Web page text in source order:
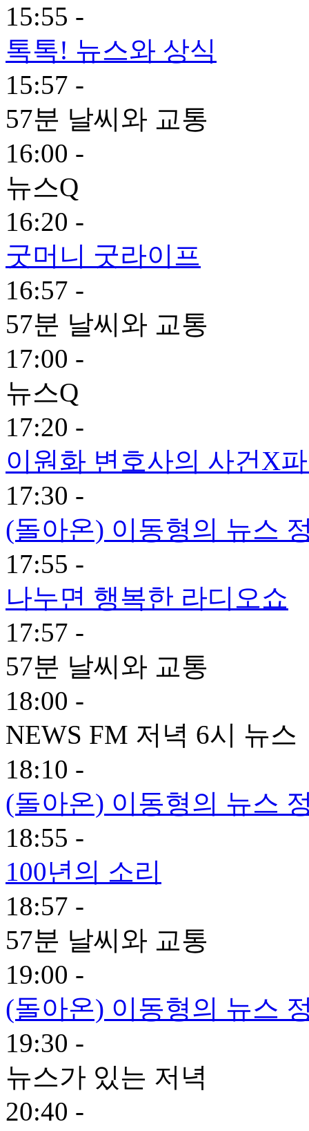
15:55 -
톡톡! 뉴스와 상식
15:57 -
57분 날씨와 교통
16:00 -
뉴스Q
16:20 -
굿머니 굿라이프
16:57 -
57분 날씨와 교통
17:00 -
뉴스Q
17:20 -
이원화 변호사의 사건X
17:30 -
(돌아온) 이동형의 뉴스
17:55 -
나누면 행복한 라디오쇼
17:57 -
57분 날씨와 교통
18:00 -
NEWS FM 저녁 6시 뉴스
18:10 -
(돌아온) 이동형의 뉴스
18:55 -
100년의 소리
18:57 -
57분 날씨와 교통
19:00 -
(돌아온) 이동형의 뉴스
19:30 -
뉴스가 있는 저녁
20:40 -